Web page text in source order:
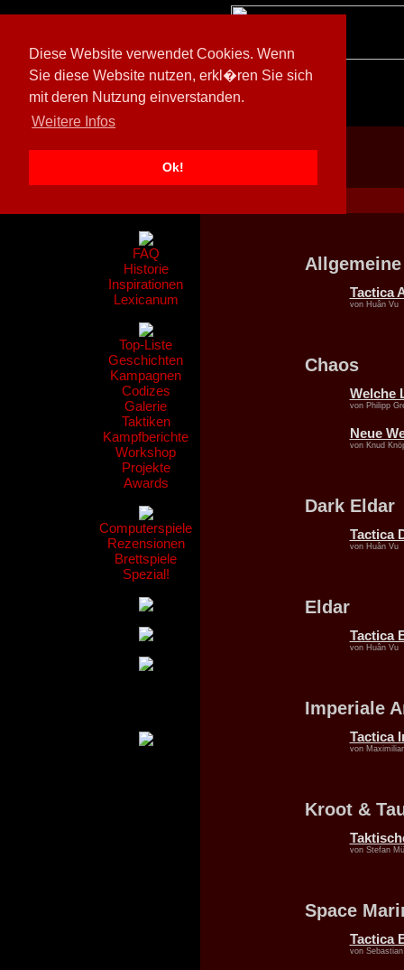
Diese Website verwendet Cookies. Wenn
Sie diese Website nutzen, erkl�ren Sie sich
mit deren Nutzung einverstanden.
Weitere Infos
Ok!
[ 597026/M3]
FAQ
Historie
Inspirationen
Lexicanum
Top-Liste
Geschichten
Kampagnen
Codizes
Galerie
Taktiken
Kampfberichte
Workshop
Projekte
Awards
Computerspiele
Rezensionen
Brettspiele
Spezial!
Tactica
von Huân Vu
Chaos
Welche
von Philipp
Neue
von Knud
Dark Eldar
Tactica
von Huân Vu
Eldar
Tactica
von Huân Vu
Imperiale
Tactica
von
Kroot &
von Stefan
Space
Tactica
von